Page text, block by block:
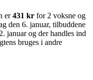
er431 kr for 2 voksne og
den 6. januar, tilbuddene
januar og der handles ind
bruges i andre